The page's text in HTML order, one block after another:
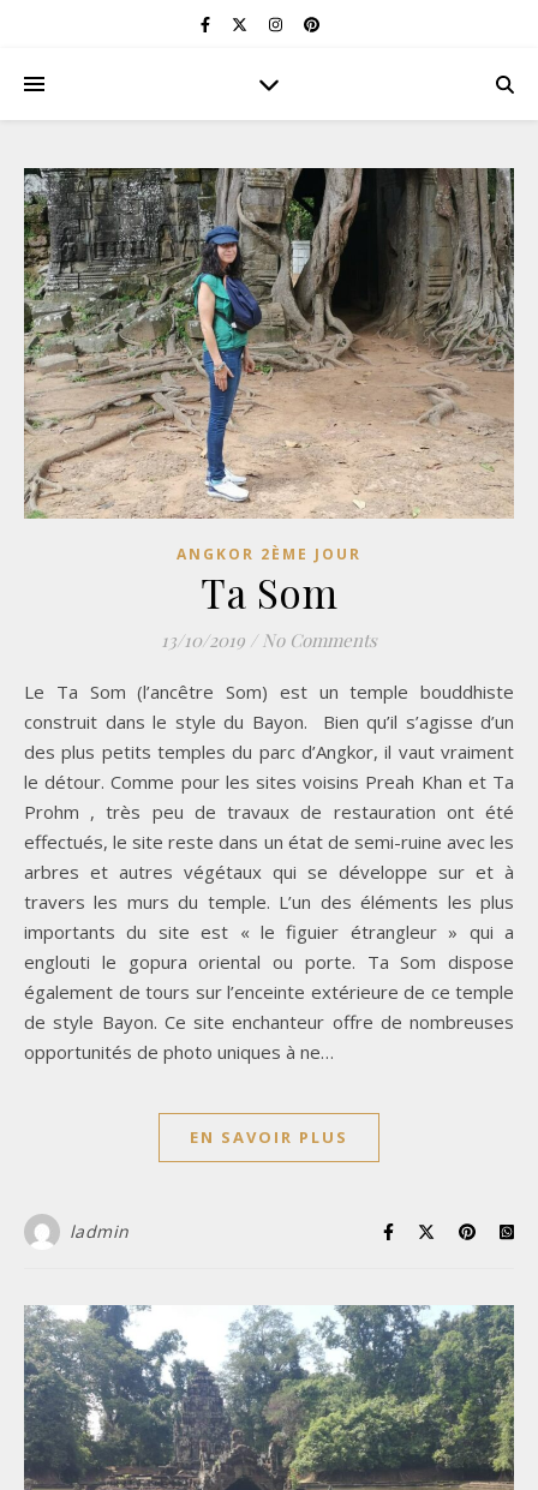
ANGKOR 2ÈME JOUR
Ta Som
13/10/2019 / No Comments
Le Ta Som (l’ancêtre Som) est un temple bouddhiste
construit dans le style du Bayon. Bien qu’il s’agisse d’un
des plus petits temples du parc d’Angkor, il vaut vraiment
le détour. Comme pour les sites voisins Preah Khan et Ta
Prohm , très peu de travaux de restauration ont été
effectués, le site reste dans un état de semi-ruine avec les
arbres et autres végétaux qui se développe sur et à
travers les murs du temple. L’un des éléments les plus
importants du site est « le figuier étrangleur » qui a
englouti le gopura oriental ou porte. Ta Som dispose
également de tours sur l’enceinte extérieure de ce temple
de style Bayon. Ce site enchanteur offre de nombreuses
opportunités de photo uniques à ne…
EN SAVOIR PLUS
ladmin